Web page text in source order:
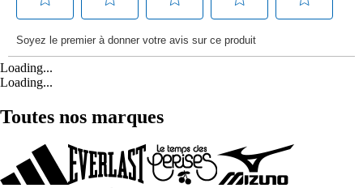
Loading...
Loading...
Toutes nos marques